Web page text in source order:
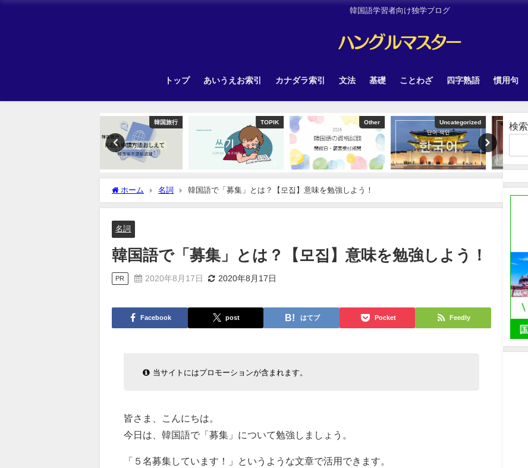
韓国語学習者向け独学ブログ
トップ あいうえお索引 カナダラ索引 文法 基礎 ことわざ 四字熟語 慣用句
TOPIK Other Uncategorized Uncategorized
ホーム 名詞 韓国語で「募集」とは？【모집】意味を勉強しよう！
名詞
韓国語で「募集」とは？【모집】意味を勉強しよう！
PR 2020年8月17日 2020年8月17日
Facebook post はてブ Pocket Feedly
当サイトにはプロモーションが含まれます。
皆さま、こんにちは。
今日は、韓国語で「募集」について勉強しましょう。
「５名募集しています！」というような文章で活用できます。
検索